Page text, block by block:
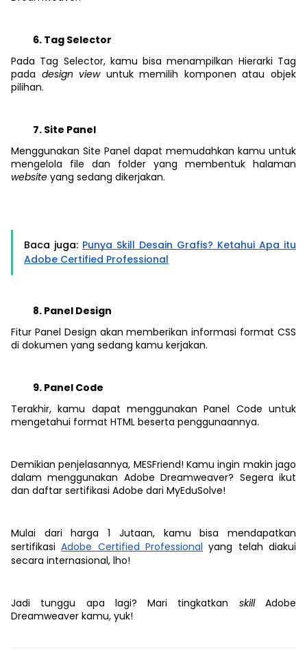
Tag Selector
Pada Tag Selector, kamu bisa menampilkan Hierarki Tag
pada design viewuntuk memilih komponen atau objek
pilihan.
Site Panel
Menggunakan Site Panel dapat memudahkan kamu untuk
mengelola file dan folder yang membentuk halaman
website yang sedang dikerjakan.
Baca juga: Punya Skill Desain Grafis? Ketahui Apa itu
Adobe Certified Professional
Panel Design
Fitur Panel Design akan memberikan informasi format CSS
di dokumen yang sedang kamu kerjakan.
Panel Code
Terakhir, kamu dapat menggunakan Panel Code untuk
mengetahui format HTML beserta penggunaannya.
Demikian penjelasannya, MESFriend! Kamu ingin makin jago
dalam menggunakan Adobe Dreamweaver? Segera ikut
dan daftar sertifikasi Adobe dari MyEduSolve!
Mulai dari harga 1 Jutaan, kamu bisa mendapatkan
sertifikasi Adobe Certified Professional yang telah diakui
secara internasional, lho!
Jadi tunggu apa lagi? Mari tingkatkan skillAdobe
Dreamweaver kamu, yuk!